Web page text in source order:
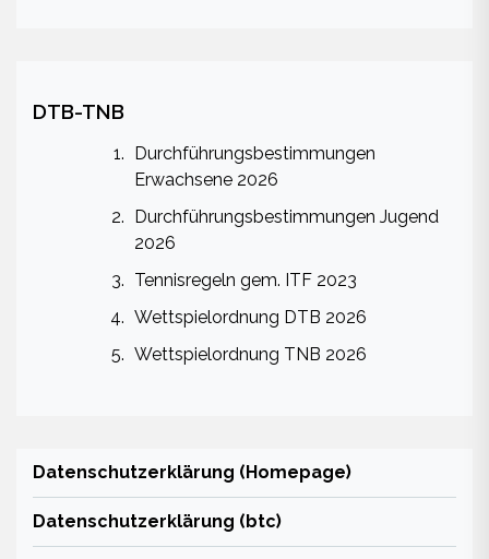
DTB-TNB
Durchführungsbestimmungen
Erwachsene 2026
Durchführungsbestimmungen Jugend
2026
Tennisregeln gem. ITF 2023
Wettspielordnung DTB 2026
Wettspielordnung TNB 2026
Datenschutzerklärung (Homepage)
Datenschutzerklärung (btc)